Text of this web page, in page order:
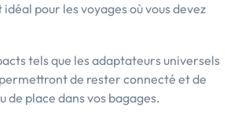
pour les voyages où vous devez
tels que les adaptateurs universels
de rester connecté et de
place dans vos bagages.